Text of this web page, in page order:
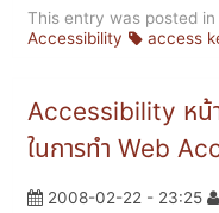
This entry was posted in
Accessibility
access
Accessibility หน้า
ในการทำ Web
2008-02-22 - 23:25